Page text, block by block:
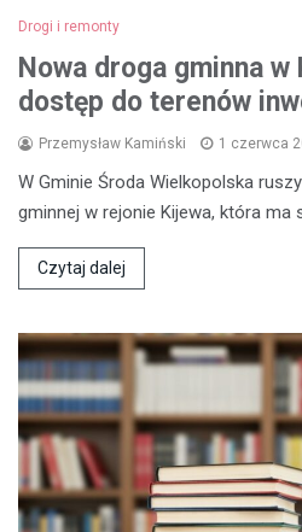
Drogi i remonty
Nowa droga gminna
dostęp do terenów
Przemysław Kamiński 1 czerwca
W Gminie Środa Wielkopolska
gminnej w rejonie Kijewa, która ma
Czytaj dalej